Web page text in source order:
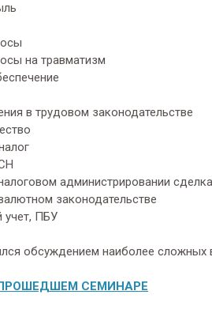
на травматизм
в трудовом законодательстве
администрировании
законодательстве
учет, ПБУ
обсуждением наиболее сложных
СЕМИНАРЕ